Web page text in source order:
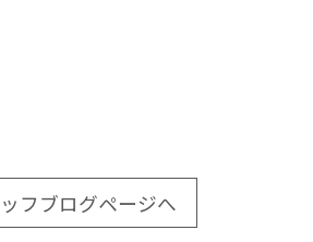
フブログページへ